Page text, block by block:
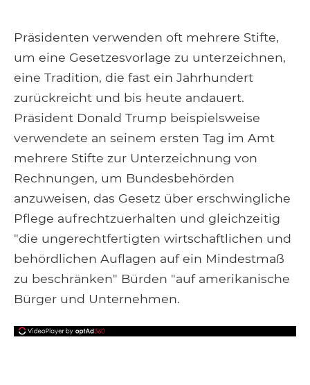
Präsidenten verwenden oft mehrere Stifte,
um eine Gesetzesvorlage zu unterzeichnen,
eine Tradition, die fast ein Jahrhundert
zurückreicht und bis heute andauert.
Präsident Donald Trump beispielsweise
verwendete an seinem ersten Tag im Amt
mehrere Stifte zur Unterzeichnung von
Rechnungen, um Bundesbehörden
anzuweisen, das Gesetz über erschwingliche
Pflege aufrechtzuerhalten und gleichzeitig
"die ungerechtfertigten wirtschaftlichen und
behördlichen Auflagen auf ein Mindestmaß
zu beschränken" Bürden "auf amerikanische
Bürger und Unternehmen.